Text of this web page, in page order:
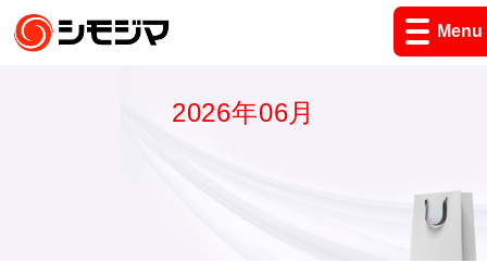
Menu
2026年06月